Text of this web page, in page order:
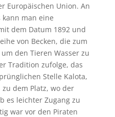
Europäischen Union. An
kann man eine
dem Datum 1892 und
von Becken, die zum
den Tieren Wasser zu
Tradition zufolge, das
Stelle Kalota,
dem Platz, wo der
es leichter Zugang zu
war vor den Piraten